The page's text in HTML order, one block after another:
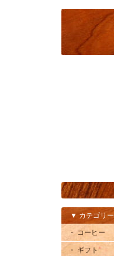
▼ カテゴリー
・ コーヒー
・ ギフト